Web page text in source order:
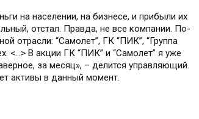
на населении, на бизнесе, и прибыли их
отстал. Правда, не все компании. По-
отрасли: “Самолет”, ГК “ПИК”, “Группа
<…> В акции ГК “ПИК” и “Самолет” я уже
за месяц», – делится управляющий.
активы в данный момент.